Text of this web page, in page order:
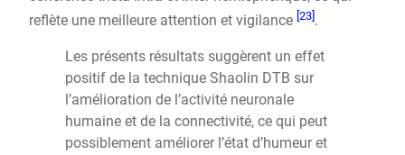
reflète une meilleure attention et vigilance [23] .
Les présents résultats suggèrent un effet
positif de la technique Shaolin DTB sur
l’amélioration de l’activité neuronale
humaine et de la connectivité, ce qui peut
possiblement améliorer l’état d’humeur et